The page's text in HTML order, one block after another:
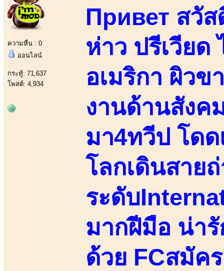
ความหื่น : 0
ออนไลน์
กระทู้: 71,637
โพสต์: 4,934
Привет สวั
ห่าว ปรีเวียด
อเมริกา ผิวข
งานด้านสังค
มา4ทวีป โด
โลกเดินสาย
ระดับ
มากฝีมือ น่า
ด้วย FCสมัค